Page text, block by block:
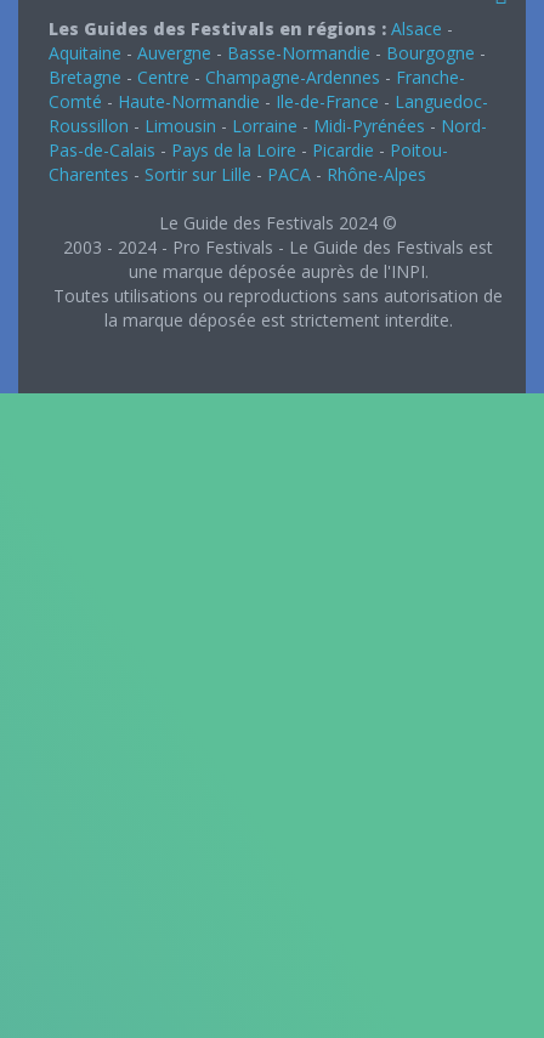
Les Guides des Festivals en régions : Alsace -
Aquitaine - Auvergne - Basse-Normandie - Bourgogne -
Bretagne - Centre - Champagne-Ardennes - Franche-
Comté - Haute-Normandie - Ile-de-France - Languedoc-
Roussillon - Limousin - Lorraine - Midi-Pyrénées - Nord-
Pas-de-Calais - Pays de la Loire - Picardie - Poitou-
Charentes - Sortir sur Lille - PACA - Rhône-Alpes
Le Guide des Festivals 2024 ©
2003 - 2024 - Pro Festivals - Le Guide des Festivals est
une marque déposée auprès de l'INPI.
Toutes utilisations ou reproductions sans autorisation de
la marque déposée est strictement interdite.